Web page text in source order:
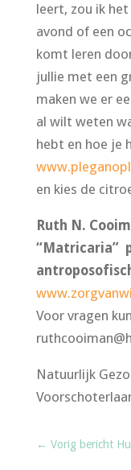
leert, zou ik
avond of een
komt leren
jullie met een
maken we er
al wilt weten
hebt en hoe je
en kies de
Ruth N.
“Matricaria”
Voor vragen
Natuurlijk
← Vorig bericht